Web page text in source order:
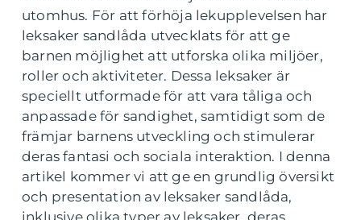
utomhus. För att förhöja lekupplevelsen har
leksaker sandlåda utvecklats för att ge
barnen möjlighet att utforska olika miljöer,
roller och aktiviteter. Dessa leksaker är
speciellt utformade för att vara tåliga och
anpassade för sandighet, samtidigt som de
främjar barnens utveckling och stimulerar
deras fantasi och sociala interaktion. I denna
artikel kommer vi att ge en grundlig översikt
och presentation av leksaker sandlåda,
inklusive olika typer av leksaker, deras